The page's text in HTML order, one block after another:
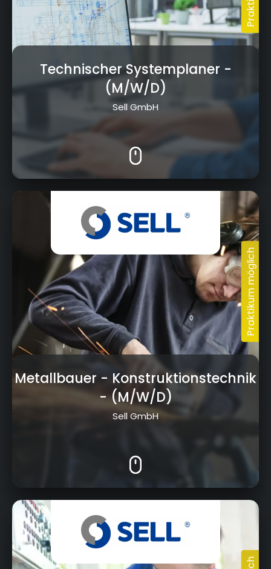
Technischer Systemplaner -
(M/W/D)
Sell GmbH
Metallbauer - Konstruktionstechnik
- (M/W/D)
Sell GmbH